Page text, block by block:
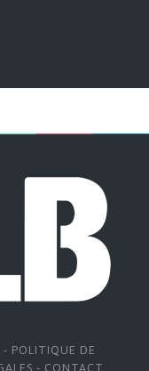
- POLITIQUE DE
- CONTACT